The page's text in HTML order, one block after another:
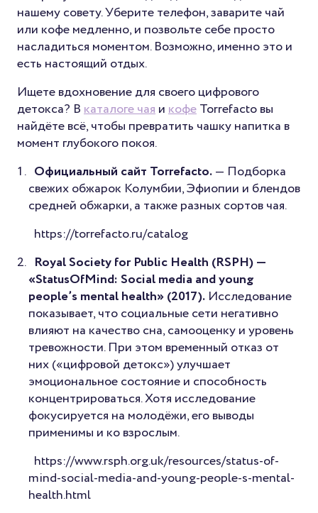
нашему совету. Уберите телефон, заварите чай
или кофе медленно, и позвольте себе просто
насладиться моментом. Возможно, именно это и
есть настоящий отдых.
Ищете вдохновение для своего цифрового
детокса? Вкаталоге чаяикофеTorrefacto вы
найдёте всё, чтобы превратить чашку напитка в
момент глубокого покоя.
Официальный сайт Torrefacto.— Подборка
свежих обжарок Колумбии, Эфиопии и блендов
средней обжарки, а также разных сортов чая.
https://torrefacto.ru/catalog
Royal Society for Public Health (RSPH) —
«StatusOfMind: Social media and young
people’s mental health» (2017). Исследование
показывает, что социальные сети негативно
влияют на качество сна, самооценку и уровень
тревожности. При этом временный отказ от
них («цифровой детокс») улучшает
эмоциональное состояние и способность
концентрироваться. Хотя исследование
фокусируется на молодёжи, его выводы
применимы и ко взрослым.
https://www.rsph.org.uk/resources/status-of-
mind-social-media-and-young-people-s-mental-
health.html